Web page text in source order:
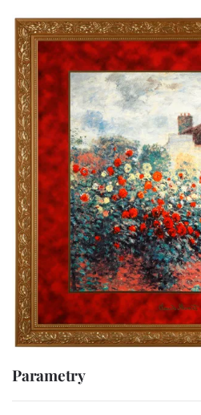
Parametry